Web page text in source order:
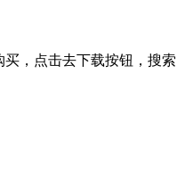
，点击去下载按钮，搜索